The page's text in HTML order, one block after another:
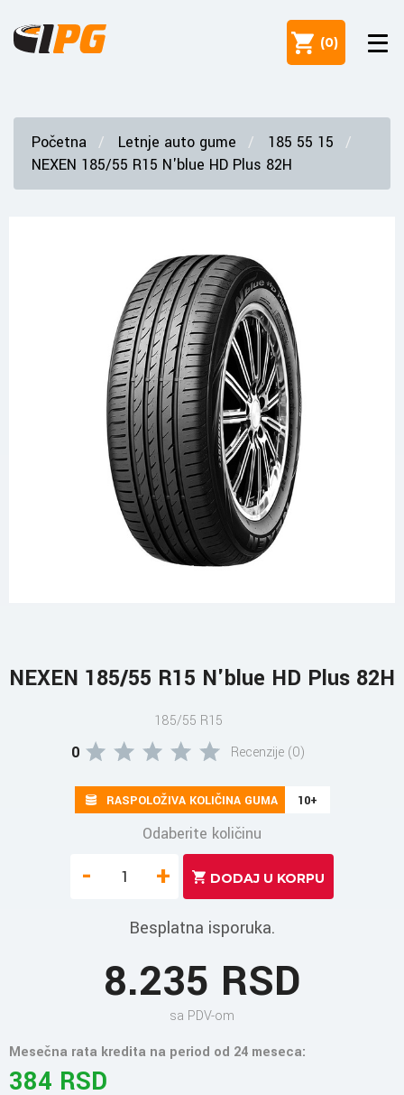
(0)
Početna Letnje auto gume
185 55 15
NEXEN 185/55 R15 N'blue HD Plus 82H
NEXEN 185/55 R15 N'blue HD Plus 82H
185/55 R15
0 Recenzije (0)
RASPOLOŽIVA KOLIČINA GUMA 10+
Odaberite količinu
- +
Besplatna isporuka.
8.235 RSD
sa PDV-om
Mesečna rata kredita na period od 24 meseca:
384 RSD